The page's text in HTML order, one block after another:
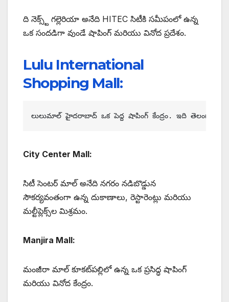
ది నెక్స్ట్ గల్లెరియా అనేది HITEC సిటీకి సమీపంలో ఉన్న
ఒక సందడిగా వుండే షాపింగ్ మరియు వినోద ప్రదేశం.
Lulu International
Shopping Mall:
City Center Mall:
సిటీ సెంటర్ మాల్ అనేది నగరం నడిబొడ్డున
సౌకర్యవంతంగా ఉన్న దుకాణాలు, రెస్టారెంట్లు మరియు
మల్టీప్లెక్స్‌ల మిశ్రమం.
Manjira Mall:
మంజీరా మాల్ కూకట్‌పల్లిలో ఉన్న ఒక ప్రసిద్ధ షాపింగ్
మరియు వినోద కేంద్రం.